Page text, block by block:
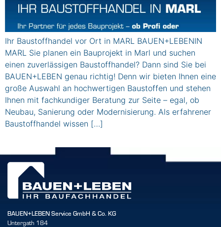
Ihr Baustoffhandel vor Ort in MARL BAUEN+LEBENIN
MARL Sie planen ein Bauprojekt in Marl und suchen
einen zuverlässigen Baustoffhandel? Dann sind Sie bei
BAUEN+LEBEN genau richtig! Denn wir bieten Ihnen eine
große Auswahl an hochwertigen Baustoffen und stehen
Ihnen mit fachkundiger Beratung zur Seite – egal, ob
Neubau, Sanierung oder Modernisierung. Als erfahrener
Baustoffhandel wissen […]
BAUEN+LEBEN Service GmbH & Co. KG
Untergath 184